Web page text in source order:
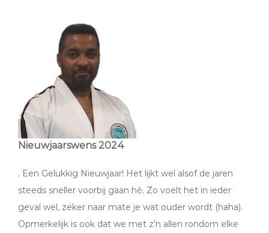
Nieuwjaarswens 2024
. Een Gelukkig Nieuwjaar! Het lijkt wel alsof de jaren
steeds sneller voorbij gaan hè. Zo voelt het in ieder
geval wel, zeker naar mate je wat ouder wordt (haha).
Opmerkelijk is ook dat we met z’n allen rondom elke